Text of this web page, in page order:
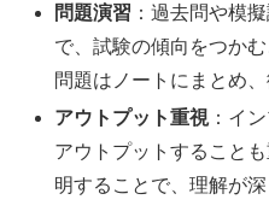
問題演習 ：過去問や模
で、試験の傾向をつか
問題はノートにまとめ
アウトプット重視：イ
アウトプットすること
明することで、理解が深